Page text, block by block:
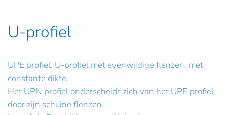
U-profiel
UPE profiel. U-profiel met evenwijdige flenzen, met
constante dikte.
Het UPN profiel onderscheidt zich van het UPE profiel
door zijn schuine flenzen.